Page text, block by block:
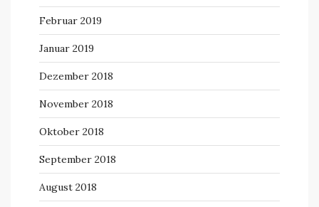
Februar 2019
Januar 2019
Dezember 2018
November 2018
Oktober 2018
September 2018
August 2018